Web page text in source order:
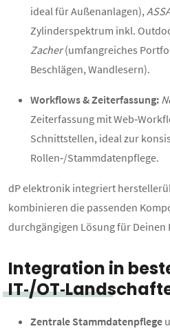
ideal für Außenanlagen),
Zylinderspektrum inkl.
Zacher(umfangreiches
Beschlägen, Wandlesern).
Workflows & Zeiterfassung:
Zeiterfassung mit
Schnittstellen, ideal zur
Rollen‑/Stammdatenpflege.
dP elektronik integriert
kombinieren die passenden
durchgängigen Lösung für Deinen
Integration in
IT‑/
Zentrale Stammdatenpflege